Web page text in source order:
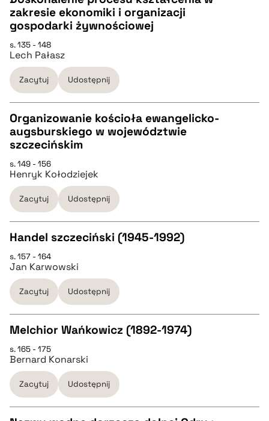
pobierz cytat
CZYSTY TEKST
pobierz cytat
BIBTEX
pobierz cytat
zakresie ekonomiki i organizacji
gospodarki żywnościowej
s. 135 - 148
Lech Pałasz
Zacytuj Udostępnij
CZYSTY TEKST
pobierz cytat
BIBTEX
Organizowanie kościoła ewangelicko-
augsburskiego w województwie
szczecińskim
s. 149 - 156
Henryk Kołodziejek
Zacytuj Udostępnij
CZYSTY TEKST
pobierz cytat
BIBTEX
pobierz cytat
Handel szczeciński (1945-1992)
s. 157 - 164
Jan Karwowski
Zacytuj Udostępnij
CZYSTY TEKST
pobierz cytat
Melchior Wańkowicz (1892-1974)
s. 165 - 175
Bernard Konarski
Zacytuj Udostępnij